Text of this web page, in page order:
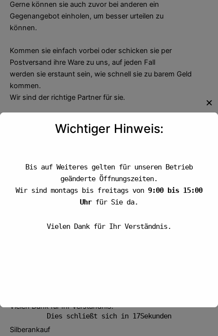
Gerne können sie auch zuvor bei anderen ein
Gegenangebot einholen, um besser urteilen zu
können.
Kommen sie einfach vorbei oder schicken sie per
Postversand ihre Ware zu uns, auf jeden Fall
werden sie erstaunt sein, wie schnell sie zu barem Geld
kommen.
Wir sind der richtige Partner für sie.
Auszahlung per Versand
Überweisung über die Bank
Auszahlungen vor Ort
Vielen Dank für Ihr Verständnis.
Silberankauf
Wichtiger Hinweis:
✕
Bis auf Weiteres gelten für unseren Betrieb
geänderte Öffnungszeiten.
Wir sind montags bis freitags von 9:00 bis 15:00
Uhrfür Sie da.
Vielen Dank für Ihr Verständnis.
Dies schließt sich in 16Sekunden